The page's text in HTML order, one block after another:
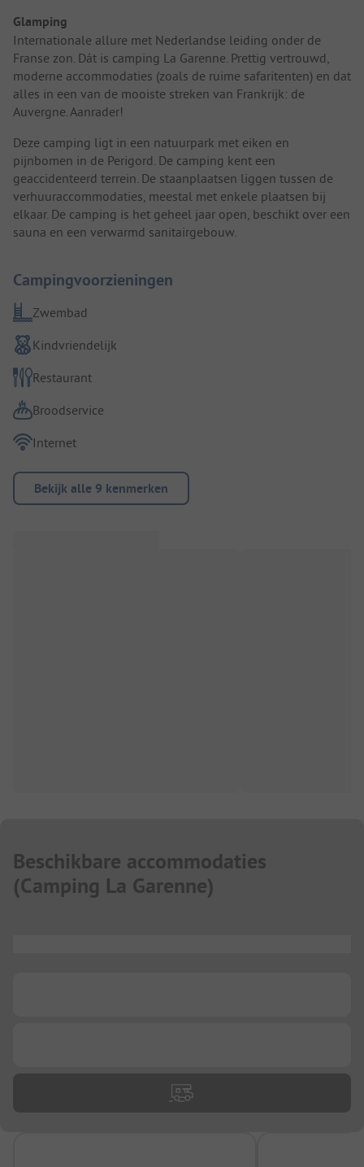
Glamping
Internationale allure met Nederlandse leiding onder de
Franse zon. Dát is camping La Garenne. Prettig vertrouwd,
moderne accommodaties (zoals de ruime safaritenten) en dat
alles in een van de mooiste streken van Frankrijk: de
Auvergne. Aanrader!
Deze camping ligt in een natuurpark met eiken en
pijnbomen in de Perigord. De camping kent een
geaccidenteerd terrein. De staanplaatsen liggen tussen de
verhuuraccommodaties, meestal met enkele plaatsen bij
elkaar. De camping is het geheel jaar open, beschikt over een
sauna en een verwarmd sanitairgebouw.
Campingvoorzieningen
Zwembad
Kindvriendelijk
Restaurant
Broodservice
Internet
Bekijk alle 9 kenmerken
Beschikbare accommodaties
(Camping La Garenne)